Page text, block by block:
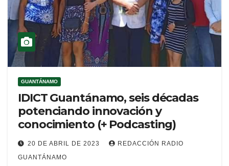
GUANTÁNAMO
IDICT Guantánamo, seis décadas
potenciando innovación y
conocimiento (+ Podcasting)
20 DE ABRIL DE 2023
REDACCIÓN RADIO
GUANTÁNAMO